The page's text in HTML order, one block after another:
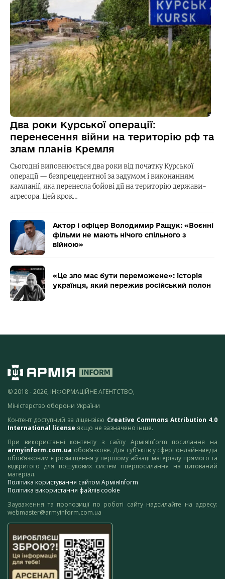
Два роки Курської операції:
перенесення війни на територію рф та
злам планів Кремля
Сьогодні виповнюється два роки від початку Курської
операції — безпрецедентної за задумом і виконанням
кампанії, яка перенесла бойові дії на територію держави-
агресора. Цей крок…
Актор і офіцер Володимир Ращук: «Воєнні
фільми не мають нічого спільного з
війною»
«Це зло має бути переможене»: історія
українця, який пережив російський полон
© 2018 - 2026, ІНФОРМАЦІЙНЕ АГЕНТСТВО,
Міністерство оборони України
Контент доступний за ліцензією Creative Commons Attribution 4.0
International license якщо не зазначено інше.
При використанні контенту з сайту АрміяInform посилання на
armyinform.com.ua обов’язкове. Для суб’єктів у сфері онлайн-медіа
обов’язковим є розміщення у першому абзаці матеріалу прямого та
відкритого для пошукових систем гіперпосилання на цитований
матеріал.
Політика користування сайтом АрміяInform
Політика використання файлів cookie
Зауваження та пропозиції по роботі сайту надсилайте на адресу:
webmaster@armyinform.com.ua